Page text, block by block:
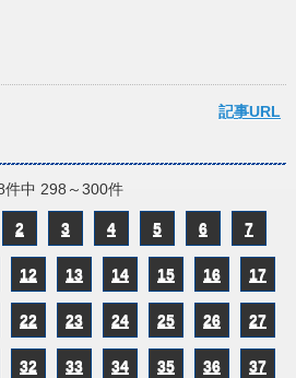
記事URL
件中 298～300件
2 3 4 5 6 7
12 13 14 15 16 17
22 23 24 25 26 27
32 33 34 35 36 37